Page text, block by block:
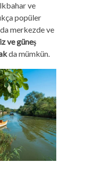
ve
popüler
merkezde ve
ve güneş
da mümkün.